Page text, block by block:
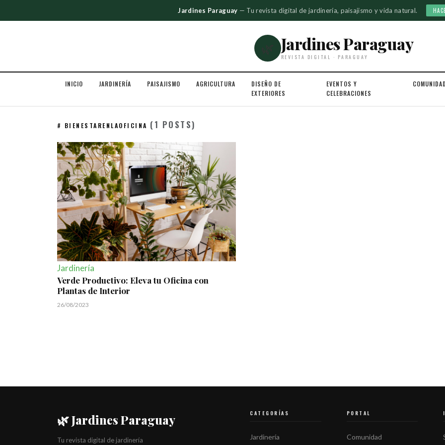
Jardines Paraguay — Tu revista digital de jardinería, paisajismo y vida natural.
🌿 Jardines Paraguay
REVISTA DIGITAL · PARAGUAY
INICIO JARDINERÍA PAISAJISMO AGRICULTURA
DISEÑO DE
EXTERIORES
EVENTOS Y
CELEBRACIONES
COMUNIDAD
# BIENESTARENLAOFICINA (1 POSTS)
Jardinería
Verde Productivo: Eleva tu Oficina con
Plantas de Interior
26/08/2023
🌿 Jardines Paraguay
Tu revista digital de jardinería
CATEGORÍAS
Jardinería
PORTAL
Comunidad